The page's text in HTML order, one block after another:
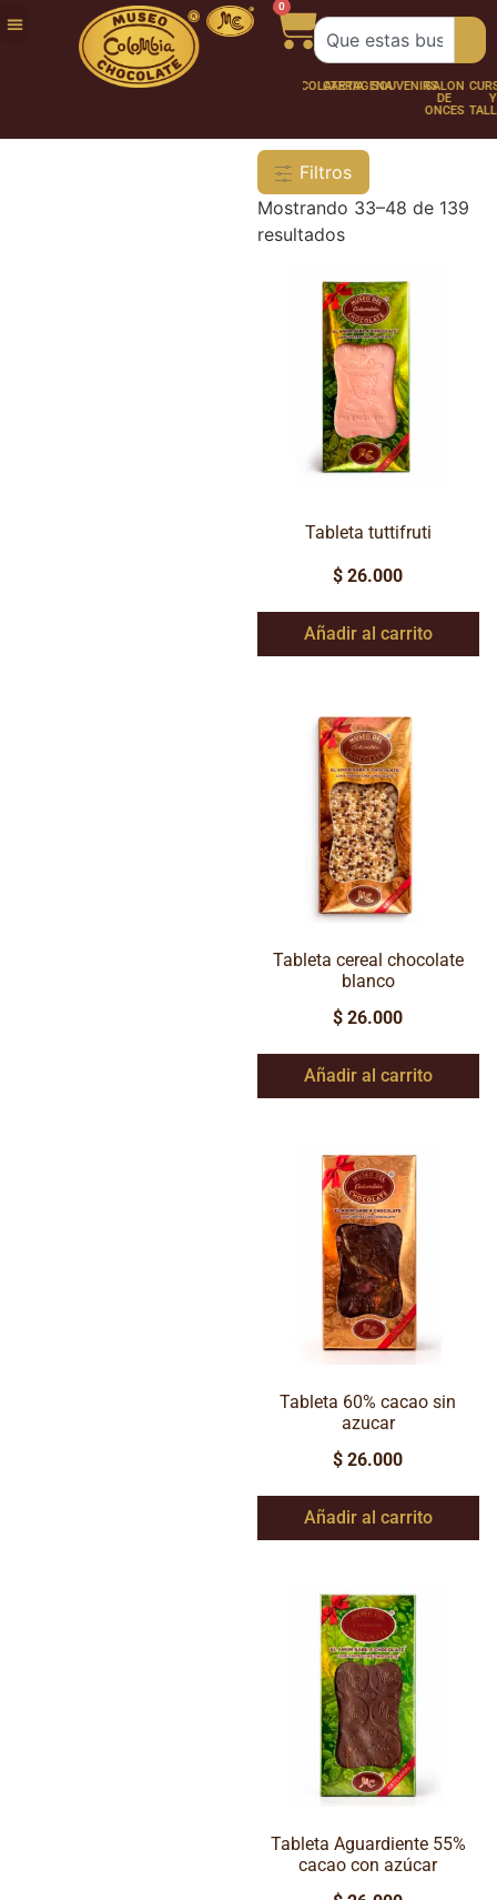
0
FUNDACIÓNNUESTRATRABAJA
CHOCOLATERÍA
CARTAGENASOUVENIRSSALÓN
ONCES
CURSOS
Filtros
Mostrando 33–48 de 139
resultados
Tableta tuttifruti
$ 26.000
Añadir al carrito
Tableta cereal chocolate
blanco
$ 26.000
Añadir al carrito
Tableta 60% cacao sin
azucar
$ 26.000
Añadir al carrito
Tableta Aguardiente 55%
cacao con azúcar